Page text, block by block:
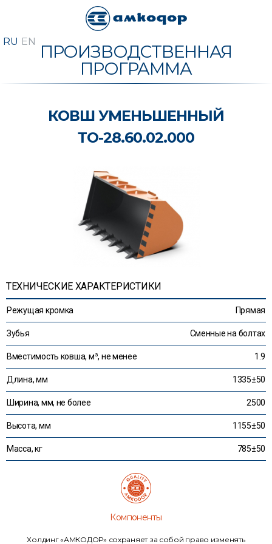
ПРОИЗВОДСТВЕННАЯ
ПРОГРАММА
КОВШ УМЕНЬШЕННЫЙ
ТО-28.60.02.000
ТЕХНИЧЕСКИЕ ХАРАКТЕРИСТИКИ
Режущая кромка Прямая
Зубья Сменные на болтах
Вместимость ковша, м³, не менее 1.9
Длина, мм 1335±50
Ширина, мм, не более 2500
Высота, мм 1155±50
Масса, кг 785±50
Компоненты
Холдинг «АМКОДОР» сохраняет за собой право изменять